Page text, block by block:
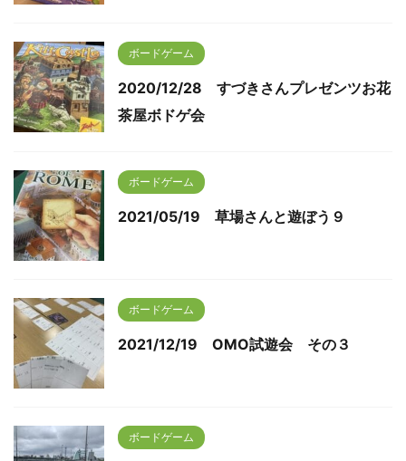
ボードゲーム
2020/12/28 すづきさんプレゼンツお花
茶屋ボドゲ会
ボードゲーム
2021/05/19 草場さんと遊ぼう９
ボードゲーム
2021/12/19 OMO試遊会 その３
ボードゲーム